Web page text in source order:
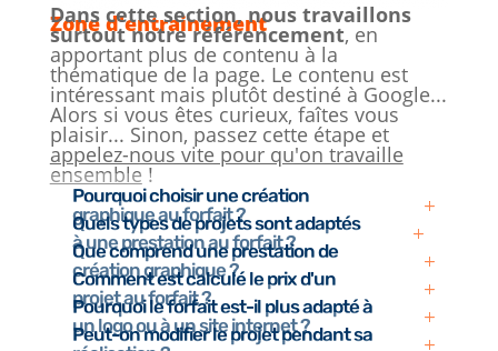
Zone d'entrainement
Dans cette section, nous travaillons
surtout notre référencement, en
apportant plus de contenu à la
thématique de la page. Le contenu est
intéressant mais plutôt destiné à Google...
Alors si vous êtes curieux, faîtes vous
plaisir... Sinon, passez cette étape et
appelez-nous vite pour qu'on travaille
ensemble !
Pourquoi choisir une création
graphique au forfait ?
Quels types de projets sont adaptés
à une prestation au forfait ?
Que comprend une prestation de
création graphique ?
Comment est calculé le prix d'un
projet au forfait ?
Pourquoi le forfait est-il plus adapté à
un logo ou à un site internet ?
Peut-on modifier le projet pendant sa